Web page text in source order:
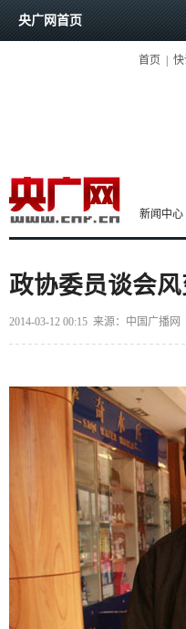
央广网首页
首页
新闻中心
政协委员谈会
2014-03-12 00:15 来源：中国广播网